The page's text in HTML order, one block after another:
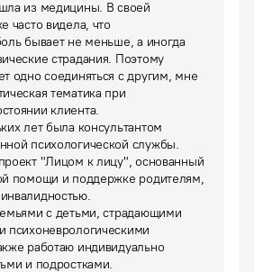
из медицины. В своей
часто видела, что
бывает не меньше, а иногда
страдания. Поэтому
одно соединяться с другим, мне
тематика при
клиента.
лет была консультантом
психологической службы.
"Лицом к лицу", основанный
помощи и поддержке родителям,
с детьми, страдающими
психоневрологическими
работаю индивидуально
и подростками.